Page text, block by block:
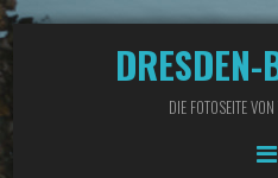
DIE FOTOSEITE